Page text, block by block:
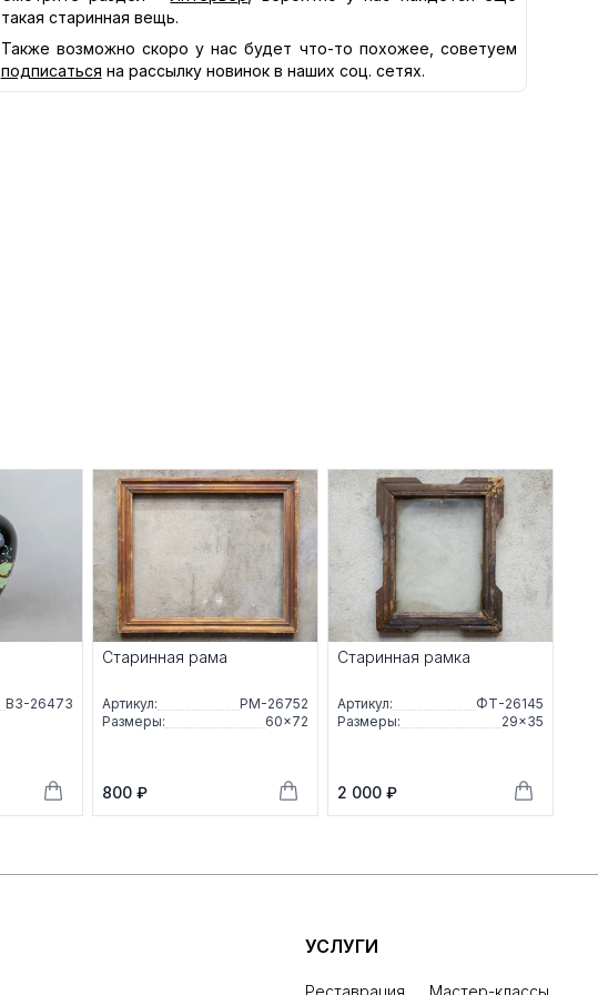
такая старинная вещь.
Также возможно скоро у нас будет что-то похожее, советуем
подписаться на рассылку новинок в наших соц. сетях.
ВЗ-26473
Старинная рама
Артикул:
РМ-26752
Размеры:
60×72
800 ₽
Старинная рамка
Артикул:
ФТ-26145
Размеры:
29×35
2 000 ₽
УСЛУГИ